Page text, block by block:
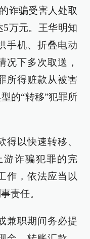
诈骗受害人处取
万元。王华明知
手机、折叠电动
况下多次取送，
所得赃款从被害
的“转移”犯罪所
得以快速转移、
诈骗犯罪的完
作，依法应当以
责任。
兼职期间务必提